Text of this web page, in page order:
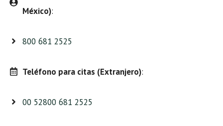
México):
800 681 2525
Teléfono para citas (Extranjero):
00 52800 681 2525